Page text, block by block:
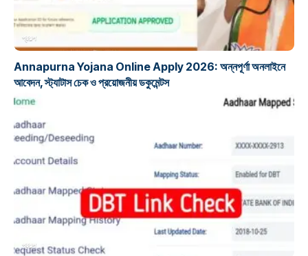
প্রকল্প
Annapurna Yojana Online Apply 2026: অন্নপূর্ণা অনলাইনে
আবেদন, স্ট্যাটাস চেক ও প্রয়োজনীয় ডকুমেন্টস
প্রকল্প